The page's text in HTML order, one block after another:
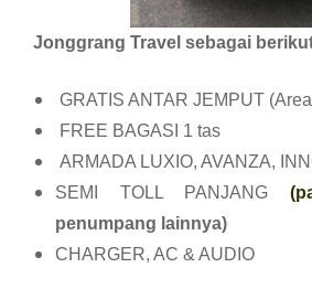
Jonggrang Travel sebagai
GRATIS ANTAR JEMPUT
FREE BAGASI 1 tas
ARMADA LUXIO, AVANZA,
SEMI TOLL PANJANG
penumpang lainnya)
CHARGER, AC & AUDIO